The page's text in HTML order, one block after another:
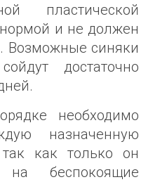
пластической
и не должен
Возможные синяки
достаточно
необходимо
назначенную
так как только он
беспокоящие